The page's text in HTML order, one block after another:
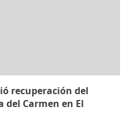
recuperación del
Carmen en El